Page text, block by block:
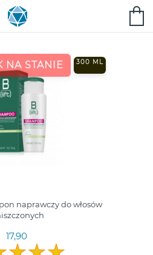
NA STANIE 300 ML
naprawczy do włosów
17,90